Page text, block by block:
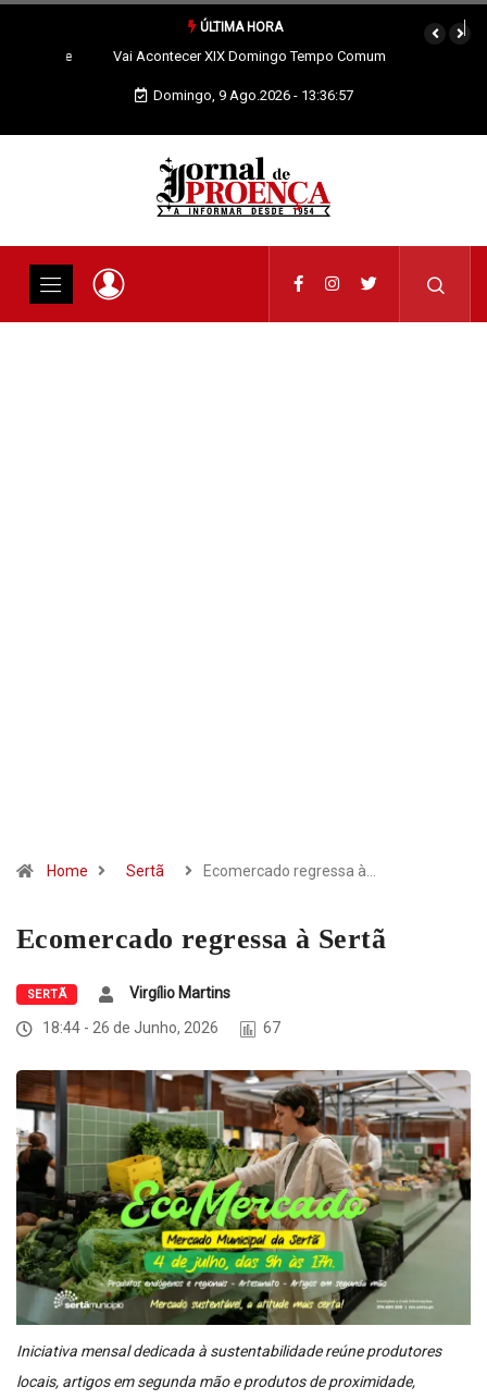
ÚLTIMA HORA
Vai Acontecer XIX Domingo Tempo Comum
Domingo, 9 Ago.2026 - 13:36:58
Home Sertã Ecomercado regressa à…
Ecomercado regressa à Sertã
SERTÃ
Virgílio Martins
18:44 - 26 de Junho, 2026
67
Iniciativa mensal dedicada à sustentabilidade reúne produtores
locais, artigos em segunda mão e produtos de proximidade,